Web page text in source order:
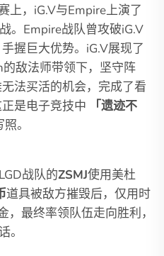
上，iG.V与Empire上演了
。Empire战队曾攻破iG.V
握巨大优势。iG.V展现了
敌法师带领下，坚守阵
法买活的机会，完成了看
是电子竞技中
「遗迹不
。
战队的ZSMJ使用美杜
道具被敌方摧毁后，仅用时
，最终率领队伍走向胜利，
。